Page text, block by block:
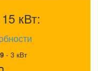
кВт:
- 3 кВт